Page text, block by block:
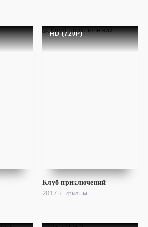
HD (720P)
Клуб приключений
2017
фильм